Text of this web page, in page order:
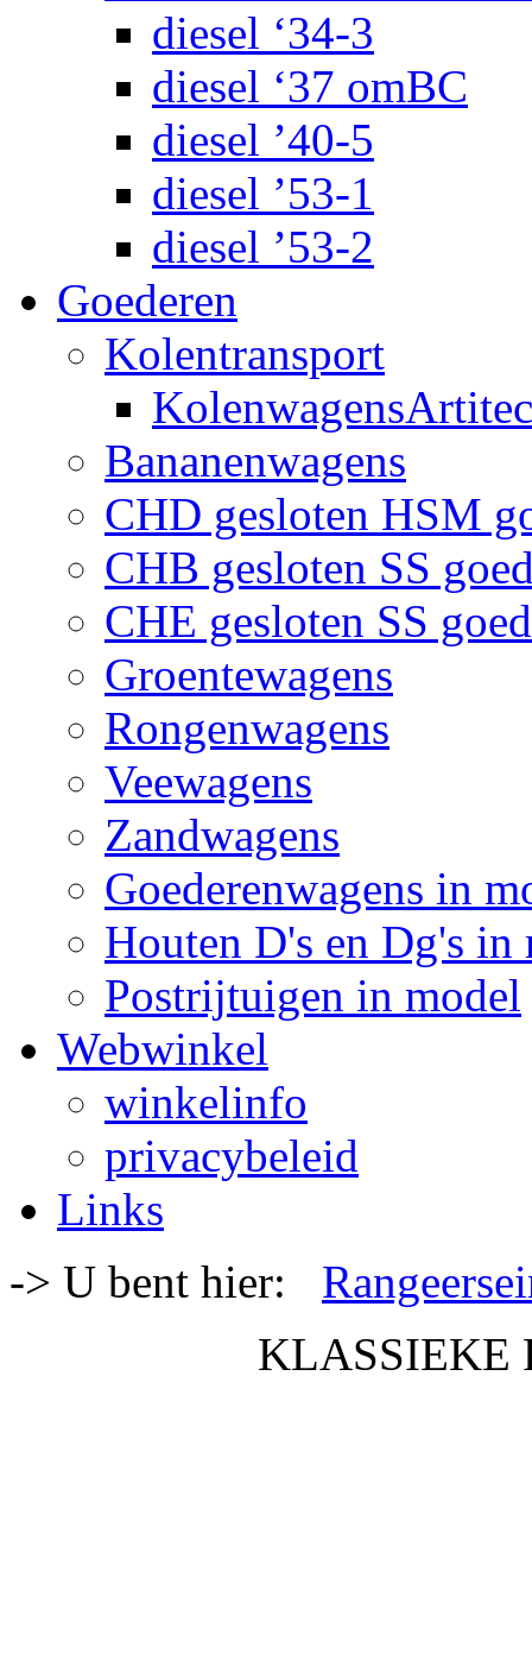
diesel ‘34-3
diesel ‘37 omBC
diesel ’40-5
diesel ’53-1
diesel ’53-2
Goederen
Kolentransport
KolenwagensArtitec
Bananenwagens
CHD gesloten HSM
CHB gesloten SS
CHE gesloten SS
Groentewagens
Rongenwagens
Veewagens
Zandwagens
Goederenwagens in
Houten D's en Dg's in
Postrijtuigen in model
Webwinkel
winkelinfo
privacybeleid
Links
-> U bent hier:
KLASSIEKE